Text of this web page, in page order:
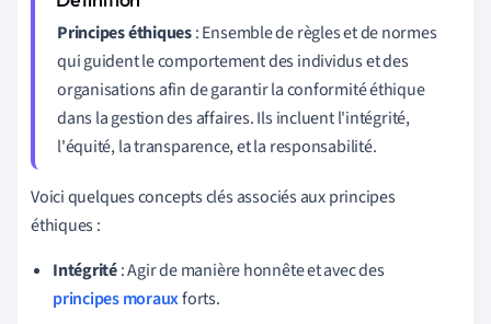
Principes éthiques: Ensemble de règles et de normes
qui guident le comportement des individus et des
organisations afin de garantir la conformité éthique
dans la gestion des affaires. Ils incluent l'intégrité,
l'équité, la transparence, et la responsabilité.
Voici quelques concepts clés associés aux principes
éthiques :
Intégrité: Agir de manière honnête et avec des
principes morauxforts.